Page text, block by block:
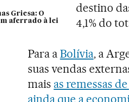
Griesa: O
aferrado à lei
destino
4,1% do
Para aBolívia, a
suas vendas
mais as remessas
ainda que a